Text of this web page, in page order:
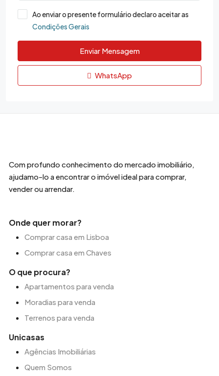
Ao enviar o presente formulário declaro aceitar as
Condições Gerais
Enviar Mensagem
WhatsApp
Com profundo conhecimento do mercado imobiliário,
ajudamo-lo a encontrar o imóvel ideal para comprar,
vender ou arrendar.
Onde quer morar?
Comprar casa em Lisboa
Comprar casa em Chaves
O que procura?
Apartamentos para venda
Moradias para venda
Terrenos para venda
Unicasas
Agências Imobiliárias
Quem Somos